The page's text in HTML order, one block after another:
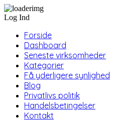
Log Ind
Forside
Dashboard
Seneste virksomheder
Kategorier
Få yderligere synlighed
Blog
Privatlivs politik
Handelsbetingelser
Kontakt